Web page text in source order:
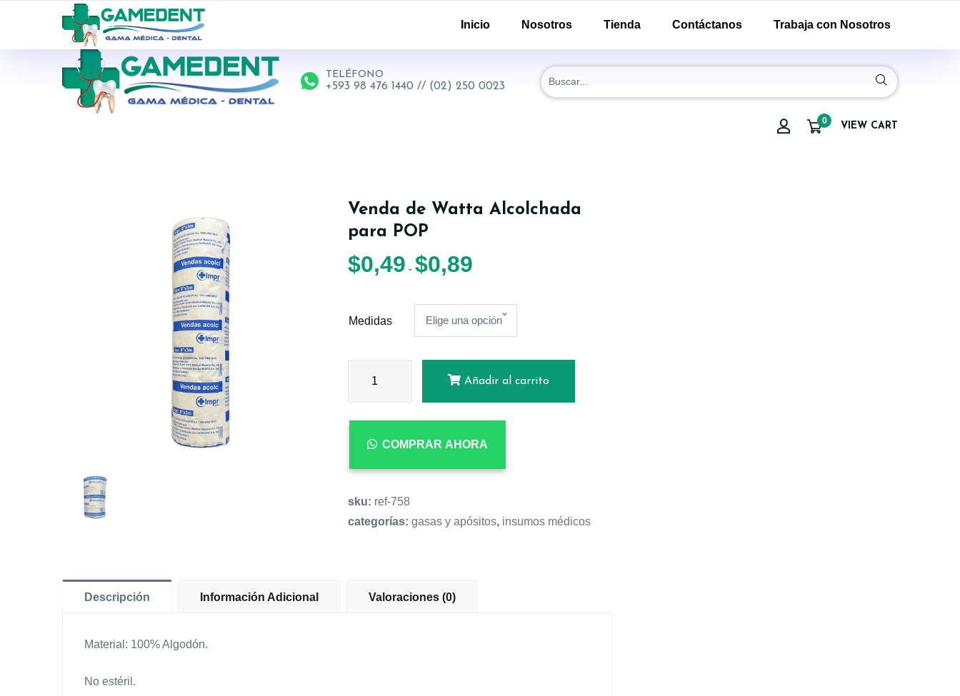
ventas@todolomedico.com
TELÉFONO
+593 98 476 1440 // (02) 250 0023
0 VIEW CART
Inicio Nosotros Tienda Contáctanos Trabaja con Nosotros
Venda de Watta Alcolchada
para POP
$0,49 - $0,89
Medidas Elige una opción
Añadir al carrito
COMPRAR AHORA
sku: ref-758
categorías: gasas y apósitos, insumos médicos
Descripción Información Adicional Valoraciones (0)
Material: 100% Algodón.
No estéril.